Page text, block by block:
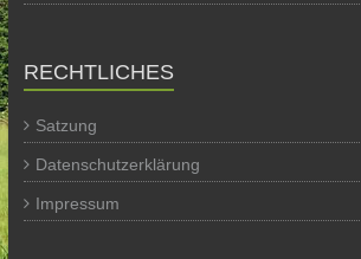
RECHTLICHES
Satzung
Datenschutzerklärung
Impressum